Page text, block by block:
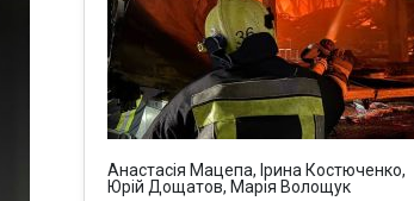
Анастасія Мацепа, Ірина Костюченко,
Юрій Дощатов, Марія Волощук